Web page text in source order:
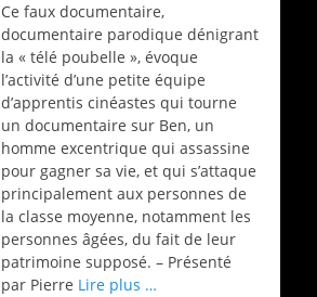
Ce faux documentaire,
documentaire parodique dénigrant
la « télé poubelle », évoque
l’activité d’une petite équipe
d’apprentis cinéastes qui tourne
un documentaire sur Ben, un
homme excentrique qui assassine
pour gagner sa vie, et qui s’attaque
principalement aux personnes de
la classe moyenne, notamment les
personnes âgées, du fait de leur
patrimoine supposé. – Présenté
par Pierre Lire plus …